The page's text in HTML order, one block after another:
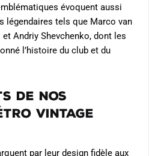
évoquent aussi
légendaires tels que Marco van
Andriy Shevchenko, dont les
l’histoire du club et du
de Nos
Vintage
par leur design fidèle aux